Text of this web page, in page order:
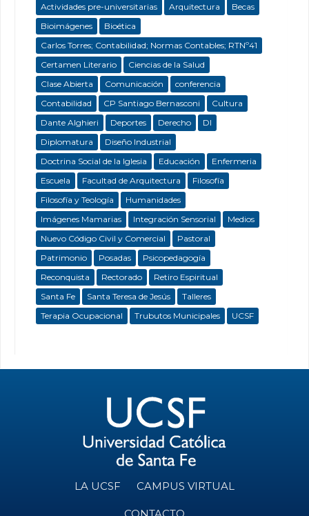
Actividades pre-universitarias Arquitectura
Becas
Bioimágenes
Bioética
Carlos Torres; Contabilidad; Normas Contables; RTNº41
Certamen Literario
Ciencias de la Salud
Clase Abierta
Comunicación
conferencia
Contabilidad
CP Santiago Bernasconi
Cultura
Dante Alghieri
Deportes Derecho
DI
Diplomatura
Diseño Industrial
Doctrina Social de la Iglesia
Educación
Enfermeria
Escuela
Facultad de Arquitectura
Filosofía
Filosofía y Teología
Humanidades
Imágenes Mamarias
Integración Sensorial
Medios
Nuevo Código Civil y Comercial
Pastoral
Patrimonio
Posadas
Psicopedagogía
Reconquista
Rectorado
Retiro Espiritual
Santa Fe
Santa Teresa de Jesús
Talleres
Terapia Ocupacional
Trubutos Municipales UCSF
LA UCSF CAMPUS VIRTUAL